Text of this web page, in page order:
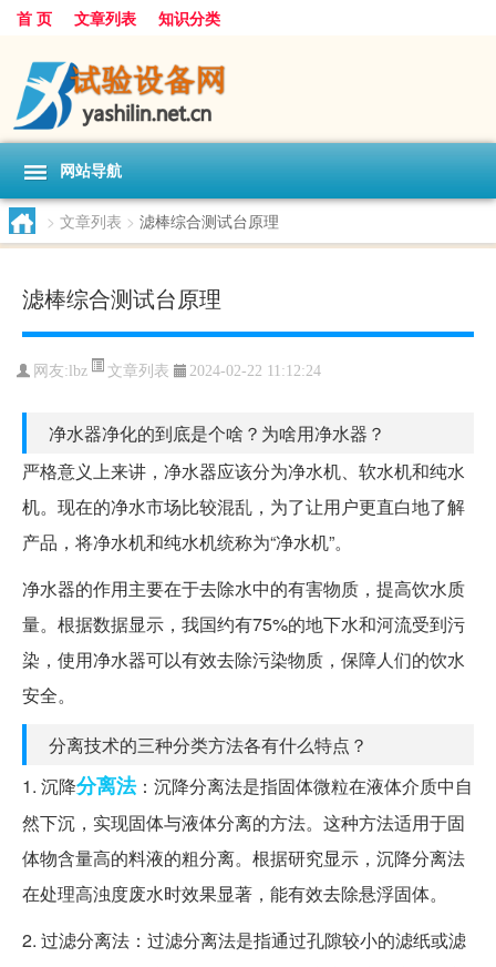
首 页 文章列表 知识分类
网站导航
> 文章列表 > 滤棒综合测试台原理
滤棒综合测试台原理
网友: lbz 文章列表 2024-02-22 11:12:24
净水器净化的到底是个啥？为啥用净水器？
严格意义上来讲，净水器应该分为净水机、软水机和纯水
机。现在的净水市场比较混乱，为了让用户更直白地了解
产品，将净水机和纯水机统称为“净水机”。
净水器的作用主要在于去除水中的有害物质，提高饮水质
量。根据数据显示，我国约有75%的地下水和河流受到污
染，使用净水器可以有效去除污染物质，保障人们的饮水
安全。
分离技术的三种分类方法各有什么特点？
1. 沉降分离法：沉降分离法是指固体微粒在液体介质中自
然下沉，实现固体与液体分离的方法。这种方法适用于固
体物含量高的料液的粗分离。根据研究显示，沉降分离法
在处理高浊度废水时效果显著，能有效去除悬浮固体。
2. 过滤分离法：过滤分离法是指通过孔隙较小的滤纸或滤